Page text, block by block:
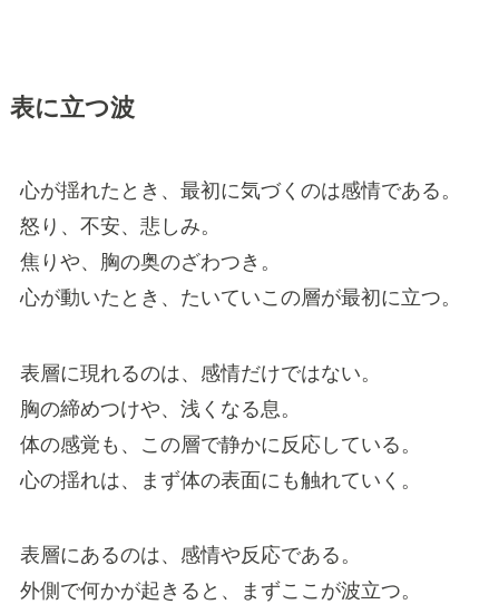
表に立つ波
心が揺れたとき、最初に気づくのは感情である。
怒り、不安、悲しみ。
焦りや、胸の奥のざわつき。
心が動いたとき、たいていこの層が最初に立つ。
表層に現れるのは、感情だけではない。
胸の締めつけや、浅くなる息。
体の感覚も、この層で静かに反応している。
心の揺れは、まず体の表面にも触れていく。
表層にあるのは、感情や反応である。
外側で何かが起きると、まずここが波立つ。